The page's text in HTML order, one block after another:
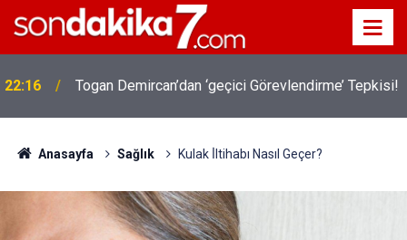
22:16 Togan Demircan’dan ‘geçici Görevlendirme’ Tepkisi!
Anasayfa Sağlık Kulak İ̇ltihabı Nasıl Geçer?